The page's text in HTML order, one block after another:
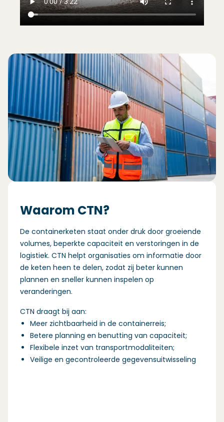
Waarom CTN?
De containerketen staat onder druk door groeiende
volumes, beperkte capaciteit en verstoringen in de
logistiek. CTN helpt organisaties om informatie door
de keten heen te delen, zodat zij beter kunnen
plannen en sneller kunnen inspelen op
veranderingen.
CTN draagt bij aan:
Meer zichtbaarheid in de containerreis;
Betere planning en benutting van capaciteit;
Flexibele inzet van transportmodaliteiten;
Veilige en gecontroleerde gegevensuitwisseling